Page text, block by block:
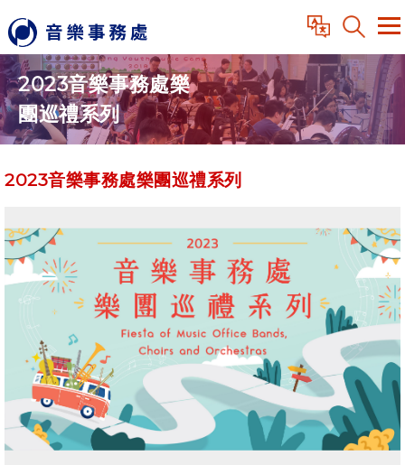
2023音樂事務處樂
團巡禮系列
2023音樂事務處樂團巡禮系列